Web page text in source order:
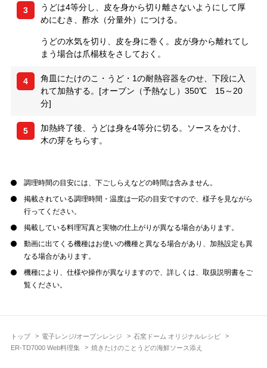
トップ 電子レンジ/オーブンレンジ
石窯ドーム オリジナルレシピ
ER-TD7000 Web料理集
焼きたけのことうどの海鮮ソース添え
3
うどは4等分し、皮を身から切り離さないようにして厚
めにむき、酢水（分量外）につける。
うどの水気を切り、皮を身に巻く。皮が身から離れてし
まう場合は爪楊枝をさしておく。
4
角皿にたけのこ・うど・1の耐熱容器をのせ、下段に入
れて加熱する。[オーブン（予熱なし）350℃ 15～20
分]
5
加熱終了後、うどは身を4等分に切る。ソースをかけ、
木の芽をちらす。
調理時間の目安には、下ごしらえなどの時間は含みません。
掲載されている調理時間・温度は一応の目安ですので、様子を見ながら
行ってください。
掲載している料理写真と実物の仕上がりが異なる場合があります。
動画に出てくる機種はお使いの機種と異なる場合があり、加熱設定も異
なる場合があります。
機種により、仕様や操作が異なりますので、詳しくは、取扱説明書をご
覧ください。